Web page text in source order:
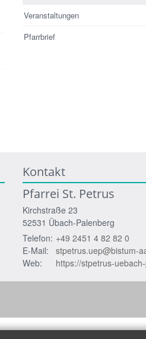
Veranstaltungen
Pfarrbrief
Kontakt
Pfarrei St. Petrus
Kirchstraße 23
52531 Übach-Palenberg
Telefon: +49 2451 4 82 82 0
E-Mail:
stpetrus.uep@bistum-
Web:
https://stpetrus-